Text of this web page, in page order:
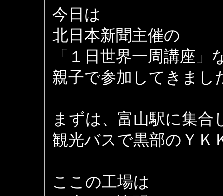
今日は
北日本新聞主催の
「１日世界一周講座
親子で参加してきまし
まずは、富山駅に集合
観光バスで黒部のＹＫ
ここの工場は